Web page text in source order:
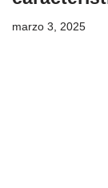
marzo 3, 2025